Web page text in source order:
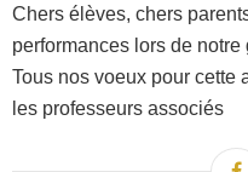
Chers élèves, chers
performances lors de
Tous nos voeux pour cette
les professeurs associés